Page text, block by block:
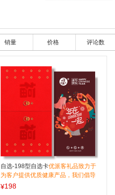
销量 价格 评论数
自选-198型自选卡优派客礼品致力于
为客户提供优质健康产品，我们倡导
健康、时尚的产品理念，致力于为更
¥198